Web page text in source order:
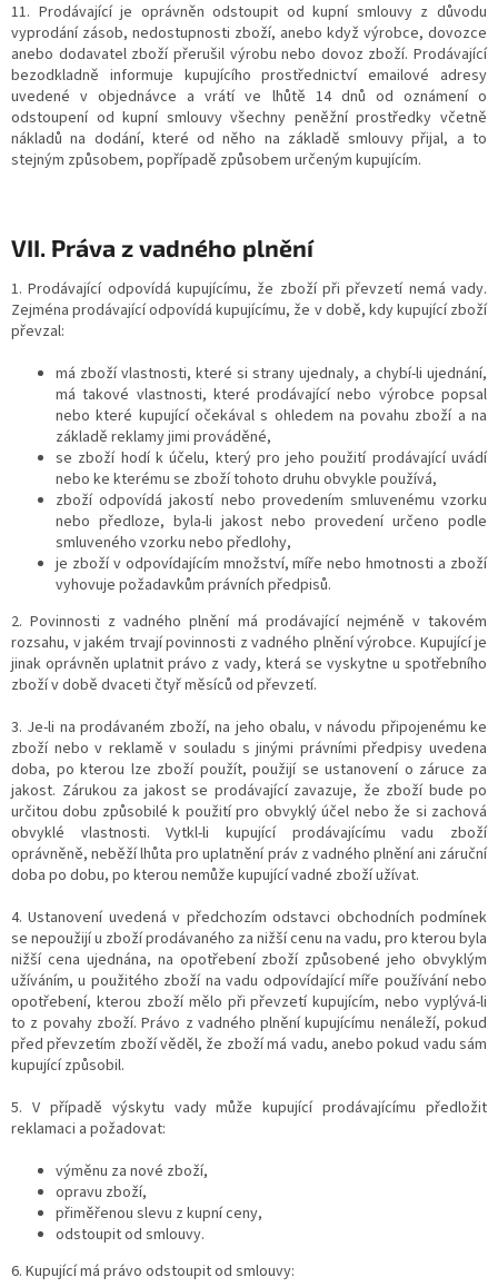
11. Prodávající je oprávněn odstoupit od kupní smlouvy z důvodu
vyprodání zásob, nedostupnosti zboží, anebo když výrobce, dovozce
anebo dodavatel zboží přerušil výrobu nebo dovoz zboží. Prodávající
bezodkladně informuje kupujícího prostřednictví emailové adresy
uvedené v objednávce a vrátí ve lhůtě 14 dnů od oznámení o
odstoupení od kupní smlouvy všechny peněžní prostředky včetně
nákladů na dodání, které od něho na základě smlouvy přijal, a to
stejným způsobem, popřípadě způsobem určeným kupujícím.
VII. Práva z vadného plnění
1. Prodávající odpovídá kupujícímu, že zboží při převzetí nemá vady.
Zejména prodávající odpovídá kupujícímu, že v době, kdy kupující zboží
převzal:
má zboží vlastnosti, které si strany ujednaly, a chybí-li ujednání,
má takové vlastnosti, které prodávající nebo výrobce popsal
nebo které kupující očekával s ohledem na povahu zboží a na
základě reklamy jimi prováděné,
se zboží hodí k účelu, který pro jeho použití prodávající uvádí
nebo ke kterému se zboží tohoto druhu obvykle používá,
zboží odpovídá jakostí nebo provedením smluvenému vzorku
nebo předloze, byla-li jakost nebo provedení určeno podle
smluveného vzorku nebo předlohy,
je zboží v odpovídajícím množství, míře nebo hmotnosti a zboží
vyhovuje požadavkům právních předpisů.
2. Povinnosti z vadného plnění má prodávající nejméně v takovém
rozsahu, v jakém trvají povinnosti z vadného plnění výrobce. Kupující je
jinak oprávněn uplatnit právo z vady, která se vyskytne u spotřebního
zboží v době dvaceti čtyř měsíců od převzetí.
3. Je-li na prodávaném zboží, na jeho obalu, v návodu připojenému ke
zboží nebo v reklamě v souladu s jinými právními předpisy uvedena
doba, po kterou lze zboží použít, použijí se ustanovení o záruce za
jakost. Zárukou za jakost se prodávající zavazuje, že zboží bude po
určitou dobu způsobilé k použití pro obvyklý účel nebo že si zachová
obvyklé vlastnosti. Vytkl-li kupující prodávajícímu vadu zboží
oprávněně, neběží lhůta pro uplatnění práv z vadného plnění ani záruční
doba po dobu, po kterou nemůže kupující vadné zboží užívat.
4. Ustanovení uvedená v předchozím odstavci obchodních podmínek
se nepoužijí u zboží prodávaného za nižší cenu na vadu, pro kterou byla
nižší cena ujednána, na opotřebení zboží způsobené jeho obvyklým
užíváním, u použitého zboží na vadu odpovídající míře používání nebo
opotřebení, kterou zboží mělo při převzetí kupujícím, nebo vyplývá-li
to z povahy zboží. Právo z vadného plnění kupujícímu nenáleží, pokud
před převzetím zboží věděl, že zboží má vadu, anebo pokud vadu sám
kupující způsobil.
5. V případě výskytu vady může kupující prodávajícímu předložit
reklamaci a požadovat:
výměnu za nové zboží,
opravu zboží,
přiměřenou slevu z kupní ceny,
odstoupit od smlouvy.
6. Kupující má právo odstoupit od smlouvy: